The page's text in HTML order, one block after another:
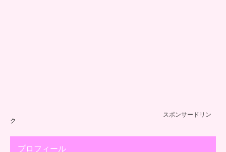
スポンサードリン
ク
プロフィール